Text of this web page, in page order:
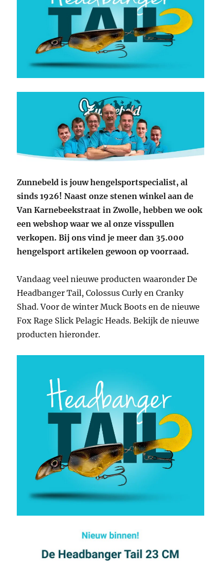
Zunnebeld is jouw hengelsportspecialist, al
sinds 1926! Naast onze stenen winkel aan de
Van Karnebeekstraat in Zwolle, hebben we ook
een webshop waar we al onze visspullen
verkopen. Bij ons vind je meer dan 35.000
hengelsport artikelen gewoon op voorraad.
Vandaag veel nieuwe producten waaronder De
Headbanger Tail, Colossus Curly en Cranky
Shad. Voor de winter Muck Boots en de nieuwe
Fox Rage Slick Pelagic Heads. Bekijk de nieuwe
producten hieronder.